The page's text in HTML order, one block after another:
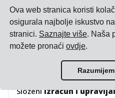
Ova web stranica koristi
osigurala najbolje iskustvo
stranici. Saznajte više. Naša
možete pronaćiovdje.
Razumijem
Pametnicjenik za e-
Basic
Advanced
Složeniizračun i